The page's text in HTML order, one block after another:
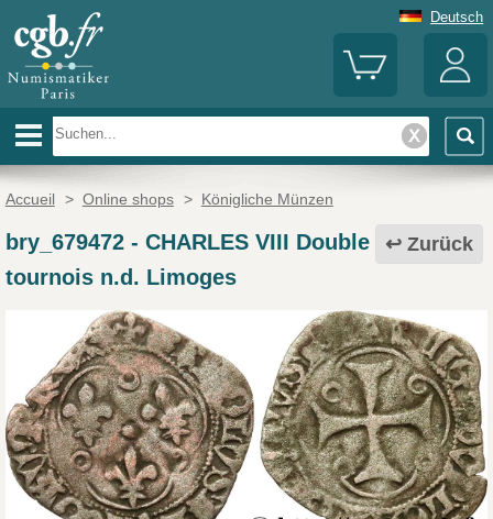
Deutsch
Accueil > Online shops > Königliche Münzen
Zurück
bry_679472- CHARLES VIII Double
tournois n.d. Limoges